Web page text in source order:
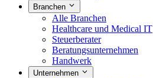
Branchen
Alle Branchen
Healthcare und Medical IT
Steuerberater
Beratungsunternehmen
Handwerk
Unternehmen